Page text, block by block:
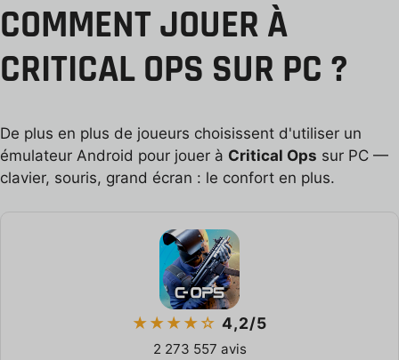
COMMENT JOUER À
CRITICAL OPS SUR PC ?
De plus en plus de joueurs choisissent d'utiliser un
émulateur Android pour jouer à Critical Ops sur PC —
clavier, souris, grand écran : le confort en plus.
★★★★☆ 4,2/5
2 273 557 avis